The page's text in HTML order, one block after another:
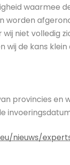
waarmee
worden
niet volledig
de kans klein
provincies en
nieuws/